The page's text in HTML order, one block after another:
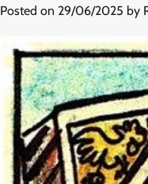
Posted on 29/06/2025 by